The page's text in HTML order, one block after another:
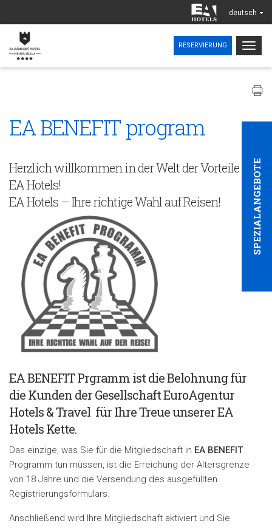
deutsch
RESERVIERUNG
SPEZIALANGEBOTE
EA BENEFIT program
Herzlich willkommen in der Welt der Vorteile von
EA Hotels!
EA Hotels – Ihre richtige Wahl auf Reisen!
EA BENEFIT Prgramm ist die Belohnung für
die Kunden der Gesellschaft EuroAgentur
Hotels & Travel für Ihre Treue unserer EA
Hotels Kette.
Das einzige, was Sie für die Mitgliedschaft in EA BENEFIT
Programm tun müssen, ist die Erreichung der Altersgrenze
von 18 Jahre und die Versendung des ausgefüllten
Registrierungsformulars.
Anschließend wird Ihre Mitgliedschaft aktiviert und Sie